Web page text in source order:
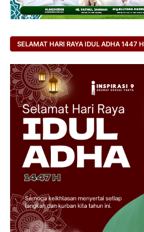
SELAMAT HARI RAYA IDUL ADHA 1447 H